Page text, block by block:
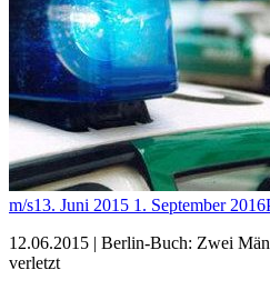
m/s13. Juni 2015 1. September 2016
12.06.2015 | Berlin-Buch: Zwei
verletzt